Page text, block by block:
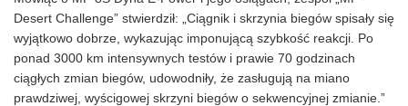
Desert Challenge” stwierdził: „Ciągnik i skrzynia biegów spisały się
wyjątkowo dobrze, wykazując imponującą szybkość reakcji. Po
ponad 3000 km intensywnych testów i prawie 70 godzinach
ciągłych zmian biegów, udowodniły, że zasługują na miano
prawdziwej, wyścigowej skrzyni biegów o sekwencyjnej zmianie.”